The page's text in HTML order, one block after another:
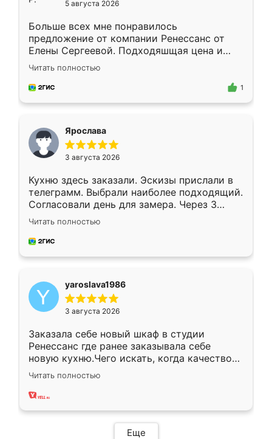
5 августа 2026
Больше всех мне понравилось
предложение от компании Ренессанс от
Елены Сергеевой. Подходяшщая цена и
короткие сроки изготовления. Приехавший
для замера сотрудник Владислав
предложил по моему эскизу самый
Читать полностью
1
Ярослава
3 августа 2026
Кухню здесь заказали. Эскизы прислали в
телеграмм. Выбрали наиболее подходящий.
Согласовали день для замера. Через 3
недели кухня была уже готова. Остались
довольны работой. Спасибо Ренессанс
мебель за качественную работу!
Читать полностью
yaroslava1986
3 августа 2026
Заказала себе новый шкаф в студии
Ренессанс где ранее заказывала себе
новую кухню.Чего искать, когда качеством
вполне довольна. Служит кухня уже почти
два года, нареканий нет.
Читать полностью
Еще